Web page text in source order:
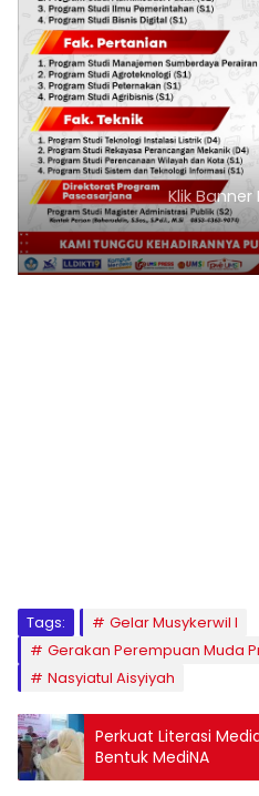
Klik Banner
Tags:
Gelar Musykerwil I
Gerakan Perempuan Muda
Nasyiatul Aisyiyah
Perkuat Literasi
Bentuk MediNA